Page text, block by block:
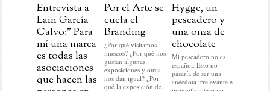
Entrevista a
Lain García
Calvo:” Para
mí una marca
es todas las
asociaciones
que hacen las
Por el Arte se
cuela el
Branding
¿Por qué visitamos
museos? ¿Por qué nos
gustan algunas
exposiciones y otras
nos dan igual? ¿Por
qué la exposición de
Hygge, un
pescadero y
una onza de
chocolate
Mi pescadero no es
español. Esto no
pasaría de ser una
anécdota irrelevante e